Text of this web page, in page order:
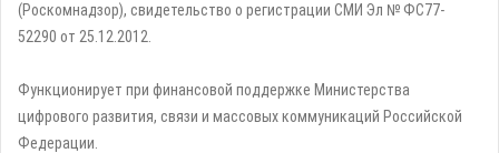
(Роскомнадзор), свидетельство о регистрации СМИ Эл № ФС77-
52290 от 25.12.2012.
Функционирует при финансовой поддержке Министерства
цифрового развития, связи и массовых коммуникаций Российской
Федерации.